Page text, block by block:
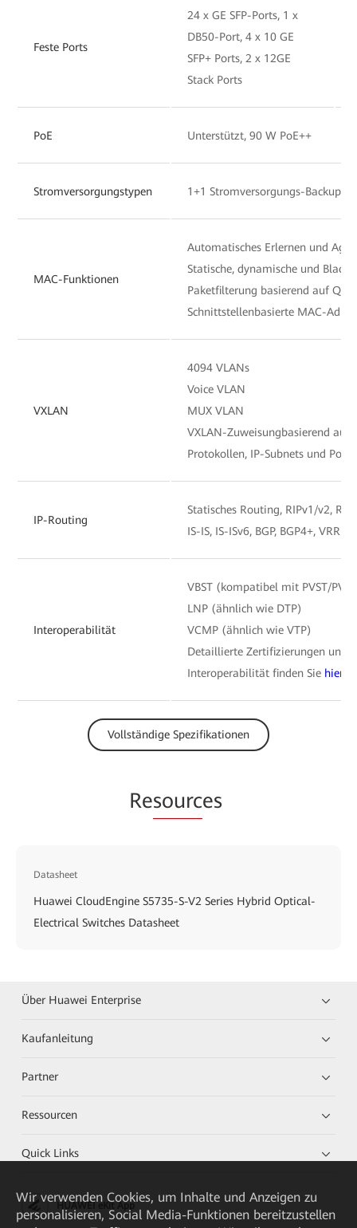
Feste Ports
24 x GE SFP-Ports, 1 x
DB50-Port, 4 x 10 GE
SFP+ Ports, 2 x 12GE
Stack Ports
PoE Unterstützt, 90 W PoE++
Stromversorgungstypen 1+1 Stromversorgungs-Backup
MAC-Funktionen
Automatisches Erlernen und
Statische, dynamische und
Paketfilterung basierend auf
Schnittstellenbasierte MAC-
VXLAN
4094 VLANs
Voice VLAN
MUX VLAN
VXLAN-Zuweisungbasierend auf
Protokollen, IP-Subnets und Ports
IP-Routing
Statisches Routing, RIPv1/v2,
IS-IS, IS-ISv6, BGP, BGP4+, VRRP
Interoperabilität
VBST (kompatibel mit PVST/
LNP (ähnlich wie DTP)
VCMP (ähnlich wie VTP)
Detaillierte Zertifizierungen und
Interoperabilität finden Sie hier
Vollständige Spezifikationen
Resources
Datasheet
Huawei CloudEngine S5735-S-V2 Series Hybrid Optical-
Electrical Switches Datasheet
Über Huawei Enterprise
Kaufanleitung
Partner
Ressourcen
Quick Links
HUAWEI eKit App
Wir verwenden Cookies, um Inhalte und Anzeigen zu
personalisieren, Social Media-Funktionen bereitzustellen